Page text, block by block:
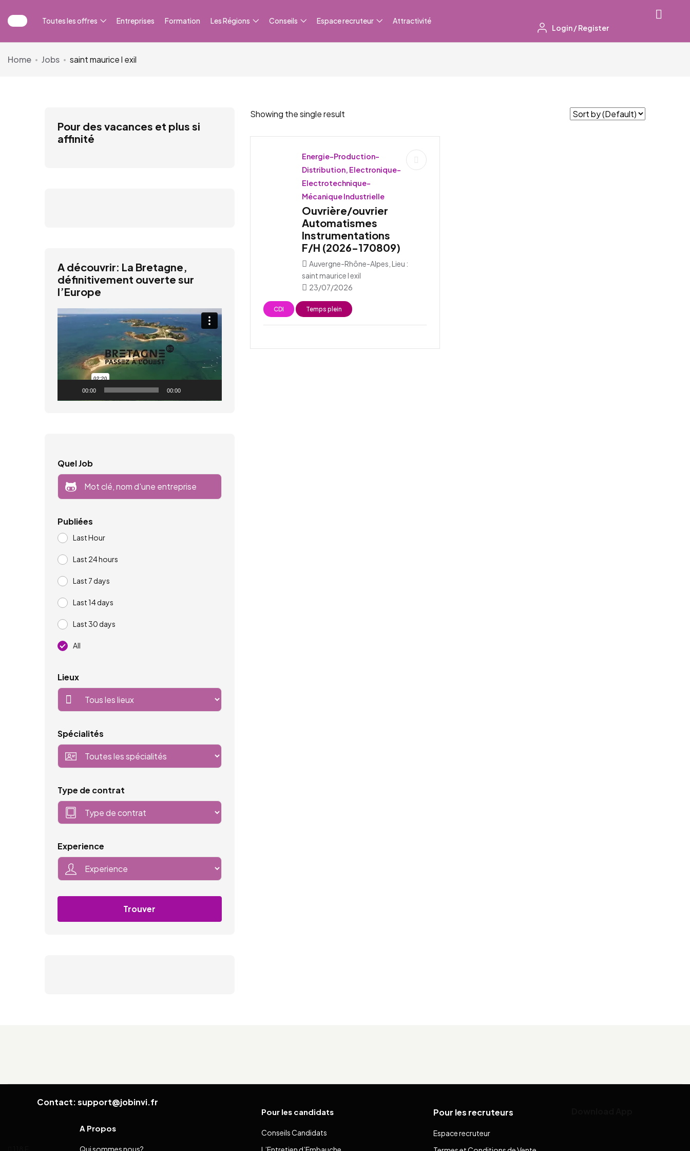
Toutes les offres Entreprises Formation Les Régions Conseils Espace recruteur Attractivité
Login /Register
Home Jobs saint maurice l exil
Pour des vacances et plus si
affinité
A découvrir: La Bretagne,
définitivement ouverte sur
l’Europe
Lecteur
00:00 00:00
Quel Job
Publiées
Last Hour
Last 24 hours
Last 7 days
Last 14 days
Last 30 days
All
Lieux
Spécialités
Type de contrat
Experience
Trouver
Showing the single result
Energie-Production-
Distribution, Electronique-
Electrotechnique-
Mécanique Industrielle
Ouvrière/ouvrier
Automatismes
Instrumentations
F/H (2026-170809)
Auvergne-Rhône-Alpes, Lieu :
saint maurice l exil
23/07/2026
CDI Temps plein
Contact: support@jobinvi.fr
A Propos
Qui sommes nous?
Pour les candidats
Conseils Candidats
Pour les recruteurs
Espace recruteur